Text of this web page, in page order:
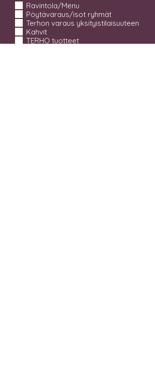
Ravintola/Menu
Pöytävaraus/isot ryhmät
Terhon varaus yksityistilaisuuteen
Kahvit
TERHO tuotteet